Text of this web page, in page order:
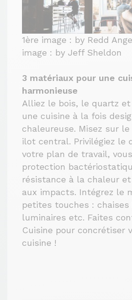
1ère image : by Redd
image : by Jeff Sheldon
3 matériaux pour une
harmonieuse
Alliez le bois, le quartz
une cuisine à la fois
chaleureuse. Misez sur
ilot central. Privilégiez le
votre plan de travail,
protection
résistance à la chaleur
aux impacts. Intégrez le
petites touches : chaises
luminaires etc. Faites
Cuisine pour concrétiser
cuisine !